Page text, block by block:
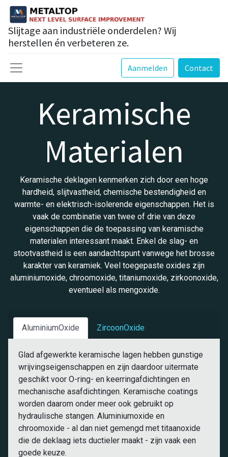
Slijtage aan industriële onderdelen? Wij
herstellen én verbeteren ze.
Aanmelden Contact
Keramische
Materialen
Keramische deklagen kenmerken zich door een hoge
hardheid, slijtvastheid, chemische bestendigheid en
warmte- en elektrisch-isolerende eigenschappen. Het is
vaak de combinatie van twee of drie van deze
eigenschappen die de toepassing van keramische
materialen interessant maakt. Enkel de slag- en
stootvastheid is een aandachtspunt vanwege het brosse
karakter van keramiek. Veel toegepaste oxides zijn
aluminiumoxide, chroomoxide, titaniumoxide, zirkoonoxide,
eventueel als mengoxide.
AluminiumOxide ZircoonOxide
Glad afgewerkte keramische lagen hebben gunstige
wrijvingseigenschappen en zijn daardoor uitermate
geschikt voor O-ring- en keerringafdichtingen en
mechanische asafdichtingen. Keramische coatings
worden daarom onder meer ook gebruikt op
hydraulische stangen. Aluminiumoxide en
chroomoxide - al dan niet gemengd met titaanoxide
die de deklaag iets ductieler maakt - zijn vaak een
goede keuze.